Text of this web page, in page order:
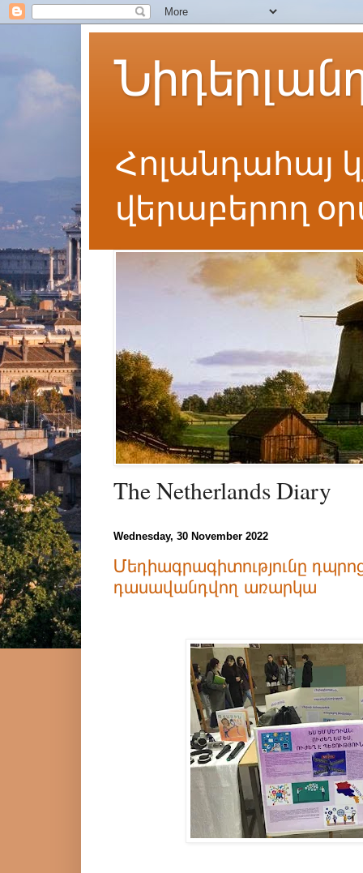
Հոլանդահայ
վերաբերող
The Netherlands Diary
Wednesday, 30 November 2022
Մեդիագրագիտությունը
դասավանդվող առարկա